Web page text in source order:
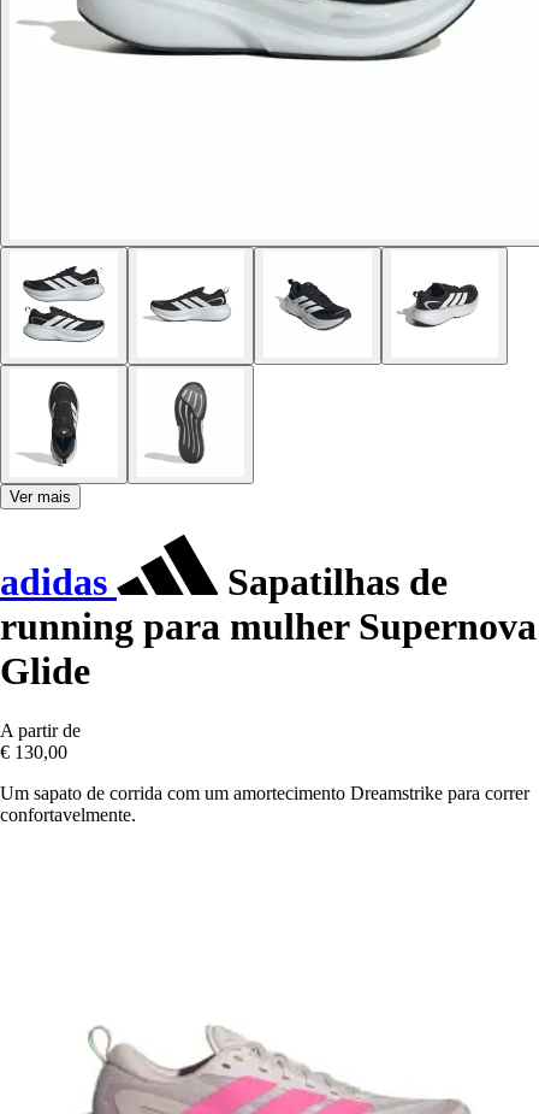
Ver mais
adidas
Sapatilhas de
running para mulher Supernova
Glide
A partir de
€ 130,00
Um sapato de corrida com um amortecimento Dreamstrike para correr
confortavelmente.